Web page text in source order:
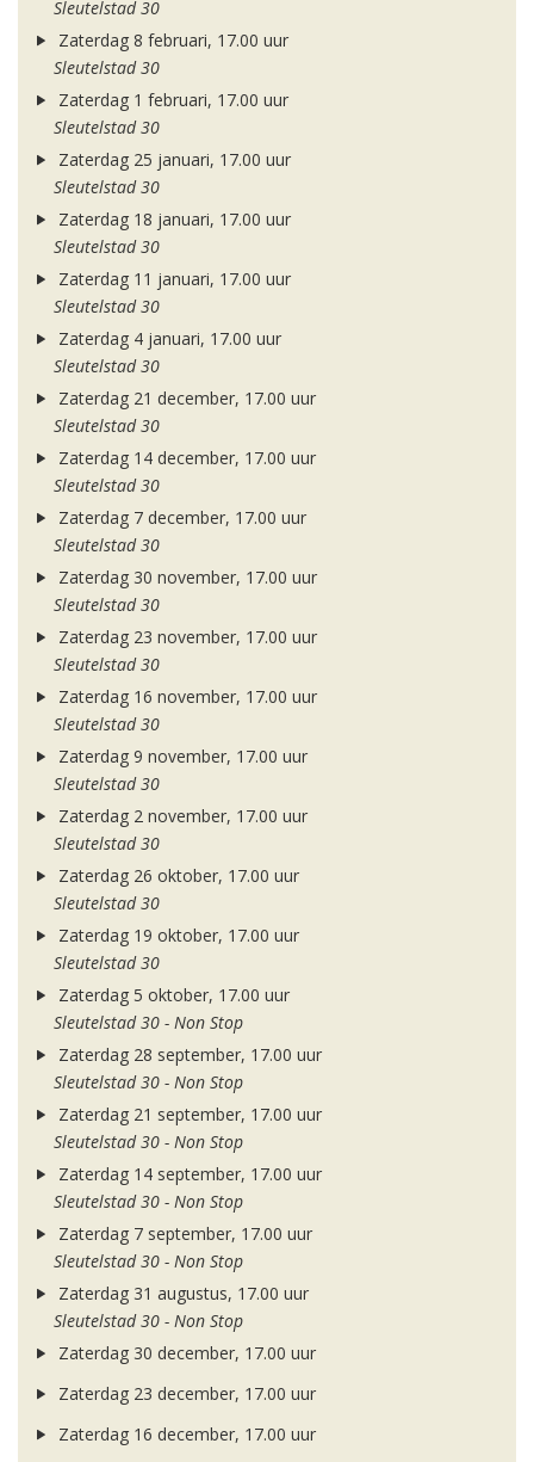
Sleutelstad 30
Zaterdag 8 februari, 17.00 uur
Sleutelstad 30
Zaterdag 1 februari, 17.00 uur
Sleutelstad 30
Zaterdag 25 januari, 17.00 uur
Sleutelstad 30
Zaterdag 18 januari, 17.00 uur
Sleutelstad 30
Zaterdag 11 januari, 17.00 uur
Sleutelstad 30
Zaterdag 4 januari, 17.00 uur
Sleutelstad 30
Zaterdag 21 december, 17.00 uur
Sleutelstad 30
Zaterdag 14 december, 17.00 uur
Sleutelstad 30
Zaterdag 7 december, 17.00 uur
Sleutelstad 30
Zaterdag 30 november, 17.00 uur
Sleutelstad 30
Zaterdag 23 november, 17.00 uur
Sleutelstad 30
Zaterdag 16 november, 17.00 uur
Sleutelstad 30
Zaterdag 9 november, 17.00 uur
Sleutelstad 30
Zaterdag 2 november, 17.00 uur
Sleutelstad 30
Zaterdag 26 oktober, 17.00 uur
Sleutelstad 30
Zaterdag 19 oktober, 17.00 uur
Sleutelstad 30
Zaterdag 5 oktober, 17.00 uur
Sleutelstad 30 - Non Stop
Zaterdag 28 september, 17.00 uur
Sleutelstad 30 - Non Stop
Zaterdag 21 september, 17.00 uur
Sleutelstad 30 - Non Stop
Zaterdag 14 september, 17.00 uur
Sleutelstad 30 - Non Stop
Zaterdag 7 september, 17.00 uur
Sleutelstad 30 - Non Stop
Zaterdag 31 augustus, 17.00 uur
Sleutelstad 30 - Non Stop
Zaterdag 30 december, 17.00 uur
Zaterdag 23 december, 17.00 uur
Zaterdag 16 december, 17.00 uur